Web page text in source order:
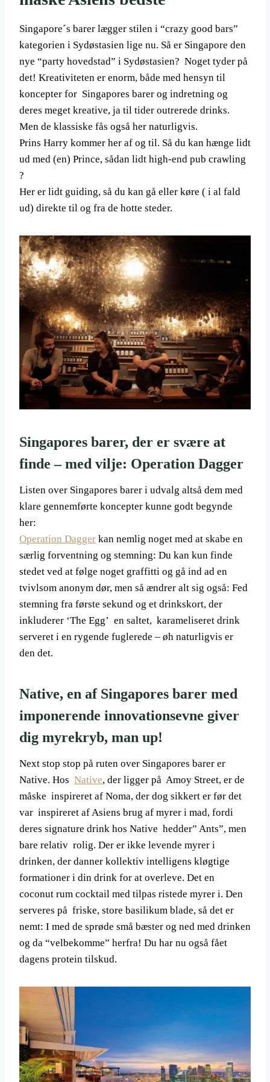
Singapore´s barer lægger stilen i “crazy good bars”
kategorien i Sydøstasien lige nu. Så er Singapore den
nye “party hovedstad” i Sydøstasien? Noget tyder på
det! Kreativiteten er enorm, både med hensyn til
koncepter for Singapores barer og indretning og
deres meget kreative, ja til tider outrerede drinks.
Men de klassiske fås også her naturligvis.
Prins Harry kommer her af og til. Så du kan hænge lidt
ud med (en) Prince, sådan lidt high-end pub crawling
?
Her er lidt guiding, så du kan gå eller køre ( i al fald
ud) direkte til og fra de hotte steder.
Singapores barer, der er svære at
finde – med vilje: Operation Dagger
Listen over Singapores barer i udvalg altså dem med
klare gennemførte koncepter kunne godt begynde
her:
Operation Dagger kan nemlig noget med at skabe en
særlig forventning og stemning: Du kan kun finde
stedet ved at følge noget graffitti og gå ind ad en
tvivlsom anonym dør, men så ændrer alt sig også: Fed
stemning fra første sekund og et drinkskort, der
inkluderer ‘The Egg’ en saltet, karameliseret drink
serveret i en rygende fuglerede – øh naturligvis er
den det.
Native, en af Singapores barer med
imponerende innovationsevne giver
dig myrekryb, man up!
Next stop stop på ruten over Singapores barer er
Native. Hos Native, der ligger på Amoy Street, er de
måske inspireret af Noma, der dog sikkert er før det
var inspireret af Asiens brug af myrer i mad, fordi
deres signature drink hos Native hedder” Ants”, men
bare relativ rolig. Der er ikke levende myrer i
drinken, der danner kollektiv intelligens kløgtige
formationer i din drink for at overleve. Det en
coconut rum cocktail med tilpas ristede myrer i. Den
serveres på friske, store basilikum blade, så det er
nemt: I med de sprøde små bæster og ned med drinken
og da “velbekomme” herfra! Du har nu også fået
dagens protein tilskud.